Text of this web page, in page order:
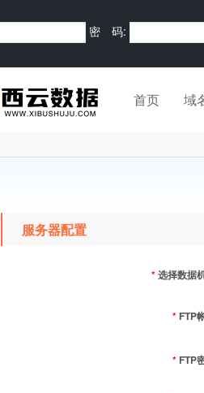
密 码:
首页 域
服务器配置
*选择数据
* FTP
* FTP